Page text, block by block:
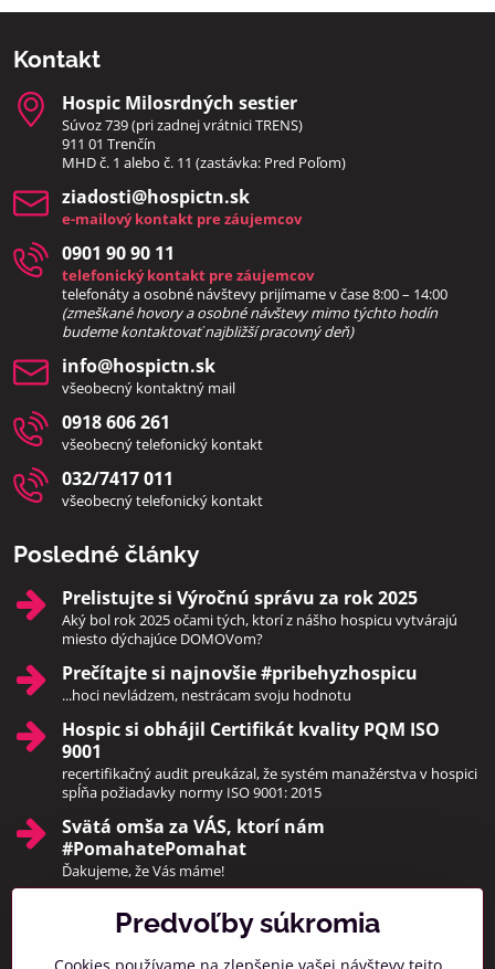
Kontakt
Hospic Milosrdných sestier
Súvoz 739 (pri zadnej vrátnici TRENS)
911 01 Trenčín
MHD č. 1 alebo č. 11 (zastávka: Pred Poľom)
ziadosti​@hospictn​.sk
e-mailový kontakt pre záujemcov
0901 90 90 11
telefonický kontakt pre záujemcov
telefonáty a osobné návštevy prijímame v čase 8:00 – 14:00
(zmeškané hovory a osobné návštevy mimo týchto hodín
budeme kontaktovať najbližší pracovný deň)
info​@hospictn​.sk
všeobecný kontaktný mail
0918 606 261
všeobecný telefonický kontakt
032/7417 011
všeobecný telefonický kontakt
Posledné články
Prelistujte si Výročnú správu za rok 2025
Aký bol rok 2025 očami tých, ktorí z nášho hospicu vytvárajú
miesto dýchajúce DOMOVom?
Prečítajte si najnovšie #pribehyzhospicu
...hoci nevládzem, nestrácam svoju hodnotu
Hospic si obhájil Certifikát kvality PQM ISO
9001
recertifikačný audit preukázal, že systém manažérstva v hospici
spĺňa požiadavky normy ISO 9001: 2015
Svätá omša za VÁS, ktorí nám
#PomahatePomahat
Ďakujeme, že Vás máme!
Pridajte sa k námPredvoľby súkromia